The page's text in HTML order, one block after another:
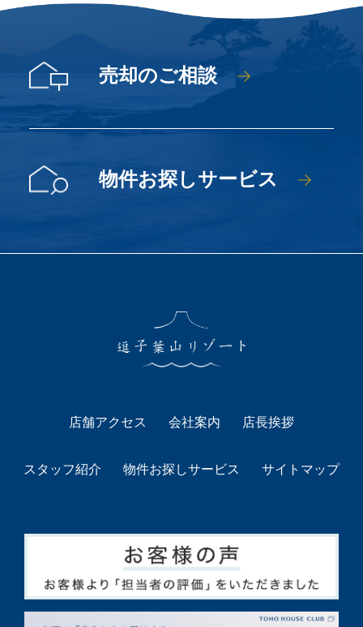
売却のご相談
物件お探しサービス
店舗アクセス 会社案内 店長挨拶
スタッフ紹介 物件お探しサービス サイトマップ